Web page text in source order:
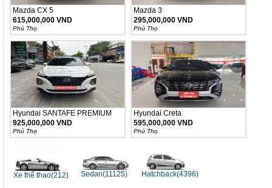
Mazda CX 5
615,000,000 VND
Phú Thọ
Mazda 3
295,000,000 VND
Phú Thọ
Hyundai SANTAFE PREMIUM
925,000,000 VND
Phú Thọ
Hyundai Creta
595,000,000 VND
Phú Thọ
Xe thể thao(212) Sedan(11125) Hatchback(4396)